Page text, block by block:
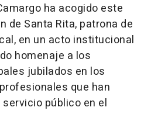
ha acogido este
de Santa Rita, patrona de
en un acto institucional
homenaje a los
jubilados en los
que han
público en el